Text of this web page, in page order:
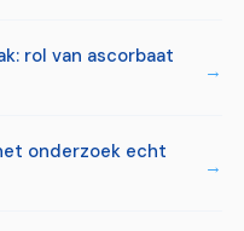
rol van ascorbaat
onderzoek echt